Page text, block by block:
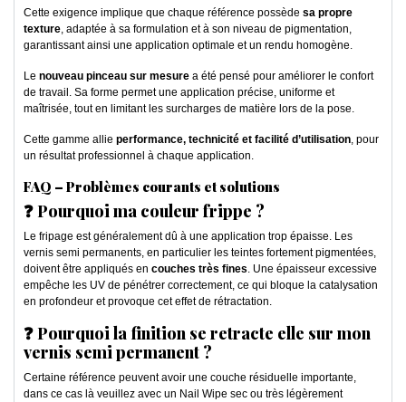
Cette exigence implique que chaque référence possède sa propre
texture, adaptée à sa formulation et à son niveau de pigmentation,
garantissant ainsi une application optimale et un rendu homogène.
Le nouveau pinceau sur mesure a été pensé pour améliorer le confort
de travail. Sa forme permet une application précise, uniforme et
maîtrisée, tout en limitant les surcharges de matière lors de la pose.
Cette gamme allie performance, technicité et facilité d’utilisation, pour
un résultat professionnel à chaque application.
FAQ – Problèmes courants et solutions
❓ Pourquoi ma couleur frippe ?
Le fripage est généralement dû à une application trop épaisse. Les
vernis semi permanents, en particulier les teintes fortement pigmentées,
doivent être appliqués en couches très fines. Une épaisseur excessive
empêche les UV de pénétrer correctement, ce qui bloque la catalysation
en profondeur et provoque cet effet de rétractation.
❓ Pourquoi la finition se retracte elle sur mon
vernis semi permanent ?
Certaine référence peuvent avoir une couche résiduelle importante,
dans ce cas là veuillez avec un Nail Wipe sec ou très légèrement